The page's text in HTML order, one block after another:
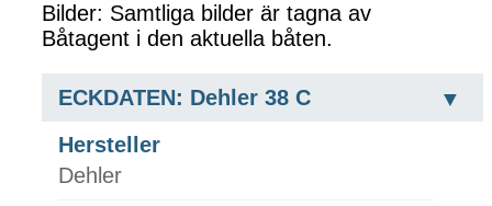
Bilder: Samtliga bilder är tagna av
Båtagent i den aktuella båten.
ECKDATEN: Dehler 38 C
Hersteller
Dehler